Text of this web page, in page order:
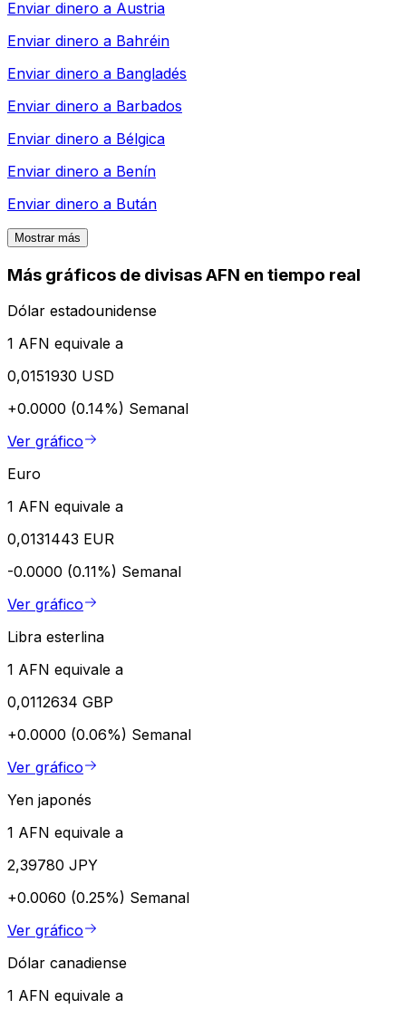
Enviar dinero a Austria
Enviar dinero a Bahréin
Enviar dinero a Bangladés
Enviar dinero a Barbados
Enviar dinero a Bélgica
Enviar dinero a Benín
Enviar dinero a Bután
Mostrar más
Más gráficos de divisas AFN en tiempo real
Dólar estadounidense
1 AFN equivale a
0,0151930 USD
+0.0000 (0.14%) Semanal
Ver gráfico
Euro
1 AFN equivale a
0,0131443 EUR
-0.0000 (0.11%) Semanal
Ver gráfico
Libra esterlina
1 AFN equivale a
0,0112634 GBP
+0.0000 (0.06%) Semanal
Ver gráfico
Yen japonés
1 AFN equivale a
2,39780 JPY
+0.0060 (0.25%) Semanal
Ver gráfico
Dólar canadiense
1 AFN equivale a